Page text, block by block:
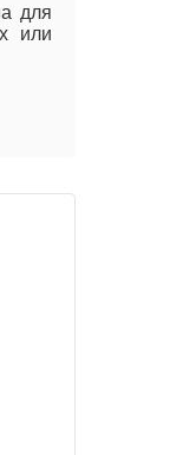
для
или